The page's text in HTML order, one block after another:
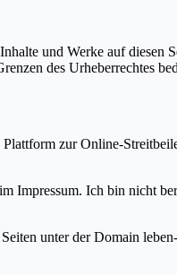
und Werke auf
des Urheberrechtes
zur Online-
Impressum. Ich bin nicht
unter der Domain